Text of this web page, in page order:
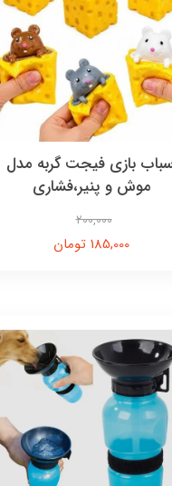
بازی فیجت گربه مدل
موش و پنیر،فشاری
200,000
185,000 تومان